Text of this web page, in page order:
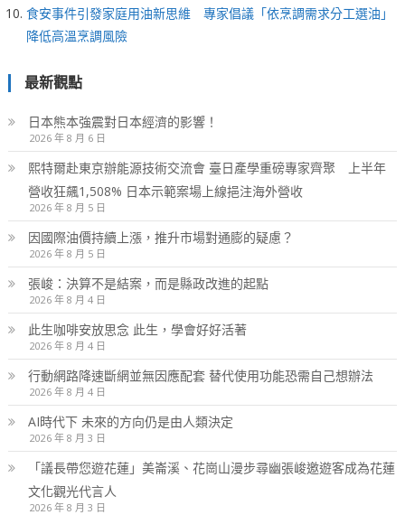
食安事件引發家庭用油新思維 專家倡議「依烹調需求分工選油」
降低高溫烹調風險
最新觀點
日本熊本強震對日本經濟的影響！
2026 年 8 月 6 日
熙特爾赴東京辦能源技術交流會 臺日產學重磅專家齊聚 上半年
營收狂飆1,508% 日本示範案場上線挹注海外營收
2026 年 8 月 5 日
因國際油價持續上漲，推升市場對通膨的疑慮？
2026 年 8 月 5 日
張峻：決算不是結案，而是縣政改進的起點
2026 年 8 月 4 日
此生咖啡安放思念 此生，學會好好活著
2026 年 8 月 4 日
行動網路降速斷網並無因應配套 替代使用功能恐需自己想辦法
2026 年 8 月 4 日
AI時代下 未來的方向仍是由人類決定
2026 年 8 月 3 日
「議長帶您遊花蓮」美崙溪、花崗山漫步尋幽張峻邀遊客成為花蓮
文化觀光代言人
2026 年 8 月 3 日